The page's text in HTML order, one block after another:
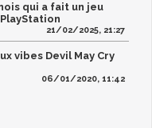
qui a fait un jeu
21/02/2025, 21:27
vibes Devil May Cry
06/01/2020, 11:42